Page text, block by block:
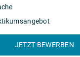
JETZT BEWERBEN